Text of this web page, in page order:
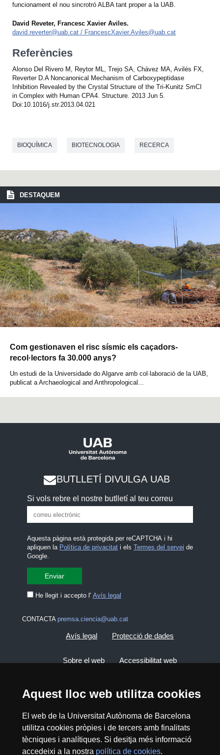
Aquest lloc web utilitza cookies
El web de la Universitat Autònoma de Barcelona
utilitza cookies pròpies i de tercers amb finalitats
tècniques i analítiques. Si desitja més informació
accedeixi a la nostra política de cookies.
funcionament el nou sincrotró ALBA tant proper a la UAB.
David Reveter, Francesc Xavier Aviles.
david.reverter@uab.cat / FrancescXavier.Aviles@uab.cat
Referències
Alonso Del Rivero M, Reytor ML, Trejo SA, Chávez MA, Avilés FX,
Reverter D.A Noncanonical Mechanism of Carboxypeptidase
Inhibition Revealed by the Crystal Structure of the Tri-Kunitz SmCI
in Complex with Human CPA4. Structure. 2013 Jun 5.
Doi:10.1016/j.str.2013.04.021
BIOQUÍMICA BIOTECNOLOGIA RECERCA
DESTAQUEM
Com gestionaven el risc sísmic els caçadors-
recol·lectors fa 30.000 anys?
Un estudi de la Universidade do Algarve amb col·laboració de la UAB,
publicat a Archaeological and Anthropological...
BUTLLETÍ DIVULGA UAB
Si vols rebre el nostre butlletí al teu correu
Aquesta pàgina està protegida per reCAPTCHA i hi
apliquen la Política de privacitati els Termes del servei de
Google.
He llegit i accepto l' Avís legal
CONTACTA premsa.ciencia@uab.cat
Avís legal Protecció de dades
Sobre el web Accessibilitat web
2026 Divulga UAB - Creative Commons
Reconeixement - No Comercial (CC BY NC) -
ISSN: 2014-6388
View low-bandwidth version